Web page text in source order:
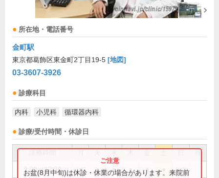
所在地・電話番号
金町駅
東京都葛飾区東金町2丁目19-5 [地図]
03-3607-3926
診療科目
内科 小児科 循環器内科
診療/受付時間・休診日
祝
9:00～12:30 ● ● ● ● ●
お盆(8月中旬)は休診・休業の場合があります。来院前